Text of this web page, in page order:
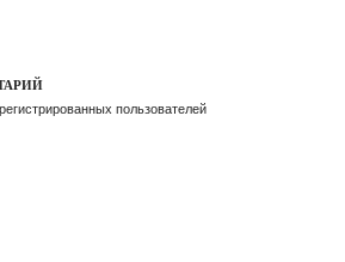
пользователей